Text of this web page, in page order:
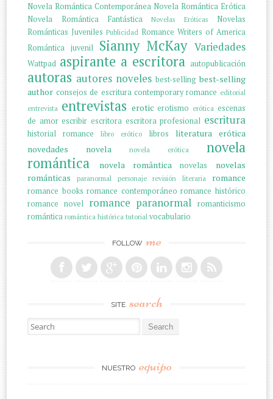
Novela Romántica Contemporánea Novela Romántica Erótica
Novela Romántica Fantástica
Novelas Eróticas
Novelas
Románticas Juveniles Publicidad Romance Writers of America
Romántica juvenil
Sianny McKay Variedades
Wattpad aspirante a escritora autopublicación
autoras autores noveles best-selling best-selling
author consejos de escritura contemporary romance editorial
entrevista entrevistas erotic erotismo erótica escenas
de amor escribir escritora escritora profesional escritura
historial romance libro erótico libros
literatura erótica
novedades
novela novela erótica
novela
romántica
novela romântica novelas
novelas
románticas
paranormal personaje revisión literaria romance
romance books romance contemporáneo romance histórico
romance novel romance paranormal romanticismo
romántica romántica histórica tutorial vocabulario
FOLLOW me
SITE search
Search for:
NUESTRO equipo